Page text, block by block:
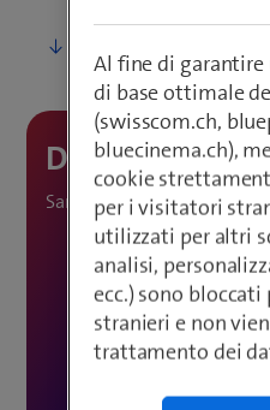
Saremo lieti di consigliarvi.
Al fine di
di base ottimale
(swisscom.ch,
bluecinema.ch),
cookie
per i visitatori
utilizzati per altri
analisi,
ecc.) sono
stranieri e non
trattamento dei